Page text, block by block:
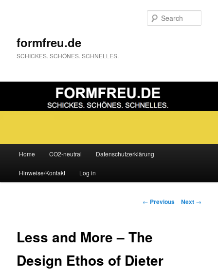
formfreu.de
SCHICKES. SCHÖNES. SCHNELLES.
Skip
to
Home CO2-neutral Datenschutzerklärung
Hinweise/Kontakt Log in
Post
← Previous Next →
Less and More – The
Design Ethos of Dieter